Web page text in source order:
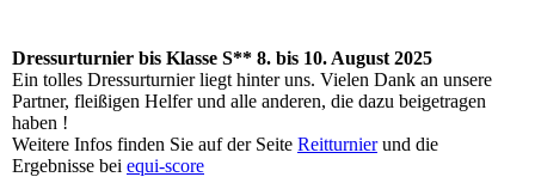
Dressurturnier bis Klasse S** 8. bis 10. August 2025
Ein tolles Dressurturnier liegt hinter uns. Vielen Dank an unsere
Partner, fleißigen Helfer und alle anderen, die dazu beigetragen
haben !
Weitere Infos finden Sie auf der Seite Reitturnierund die
Ergebnisse bei equi-score